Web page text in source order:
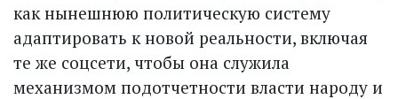
как нынешнюю политическую систему
адаптировать к новой реальности, включая
те же соцсети, чтобы она служила
механизмом подотчетности власти народу и